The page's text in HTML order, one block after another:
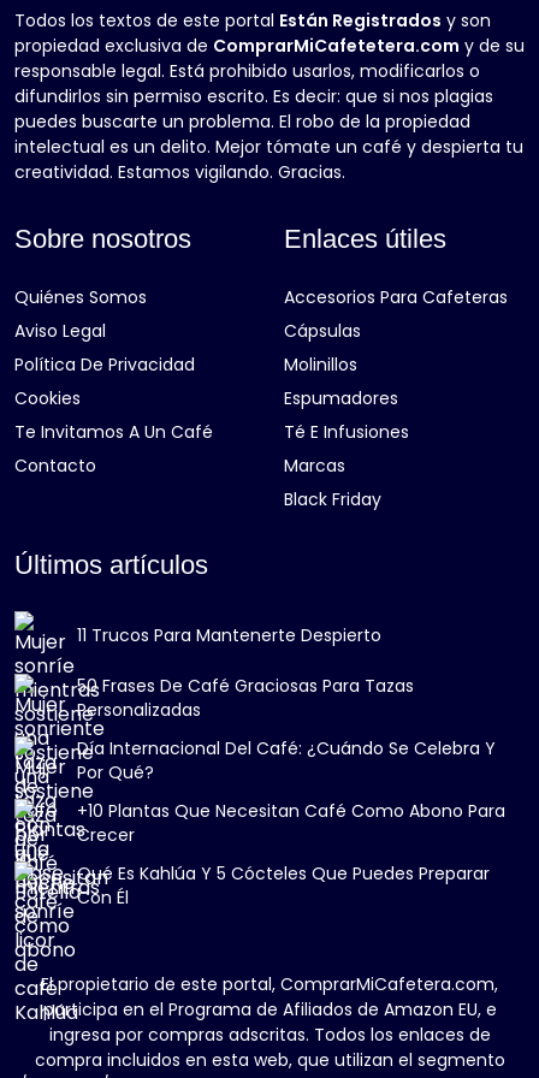
Todos los textos de este portal Están Registrados y son
propiedad exclusiva de ComprarMiCafetetera.com y de su
responsable legal. Está prohibido usarlos, modificarlos o
difundirlos sin permiso escrito. Es decir: que si nos plagias
puedes buscarte un problema. El robo de la propiedad
intelectual es un delito. Mejor tómate un café y despierta tu
creatividad. Estamos vigilando. Gracias.
Sobre nosotros
Quiénes Somos
Aviso Legal
Política De Privacidad
Cookies
Te Invitamos A Un Café
Contacto
Enlaces útiles
Accesorios Para Cafeteras
Cápsulas
Molinillos
Espumadores
Té E Infusiones
Marcas
Black Friday
Últimos artículos
11 Trucos Para Mantenerte Despierto
50 Frases De Café Graciosas Para Tazas
Personalizadas
Día Internacional Del Café: ¿Cuándo Se Celebra Y
Por Qué?
+10 Plantas Que Necesitan Café Como Abono Para
Crecer
Qué Es Kahlúa Y 5 Cócteles Que Puedes Preparar
Con Él
El propietario de este portal, ComprarMiCafetera.com,
participa en el Programa de Afiliados de Amazon EU, e
ingresa por compras adscritas. Todos los enlaces de
compra incluidos en esta web, que utilizan el segmento